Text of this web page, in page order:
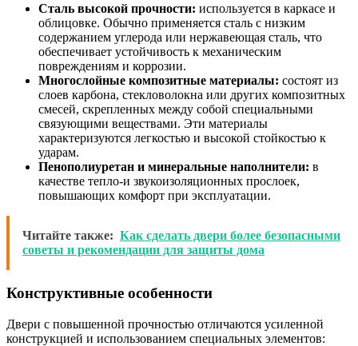
Сталь высокой прочности: используется в каркасе и
облицовке. Обычно применяется сталь с низким
содержанием углерода или нержавеющая сталь, что
обеспечивает устойчивость к механическим
повреждениям и коррозии.
Многослойные композитные материалы: состоят из
слоев карбона, стекловолокна или других композитных
смесей, скрепленных между собой специальными
связующими веществами. Эти материалы
характеризуются легкостью и высокой стойкостью к
ударам.
Пенополиуретан и минеральные наполнители: в
качестве тепло-и звукоизоляционных прослоек,
повышающих комфорт при эксплуатации.
Читайте также: Как сделать двери более безопасными
советы и рекомендации для защиты дома
Конструктивные особенности
Двери с повышенной прочностью отличаются усиленной
конструкцией и использованием специальных элементов: